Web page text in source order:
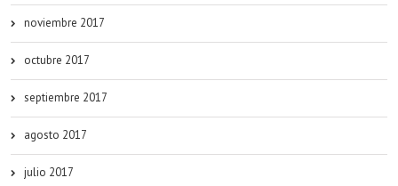
noviembre 2017
octubre 2017
septiembre 2017
agosto 2017
julio 2017